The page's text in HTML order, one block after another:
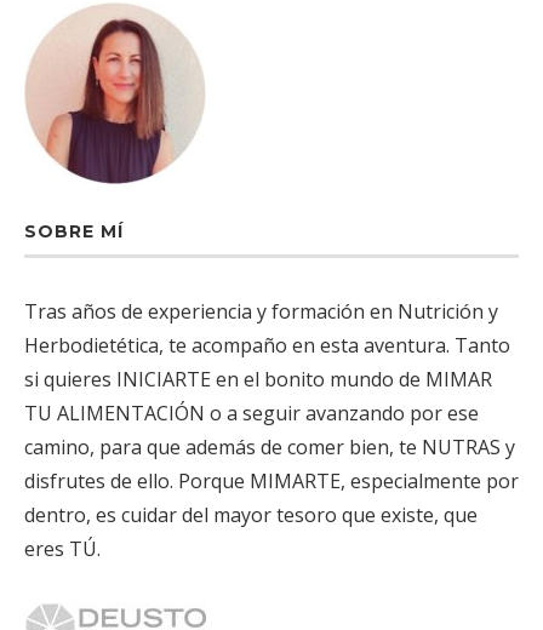
SOBRE MÍ
Tras años de experiencia y formación en Nutrición y
Herbodietética, te acompaño en esta aventura. Tanto
si quieres INICIARTE en el bonito mundo de MIMAR
TU ALIMENTACIÓN o a seguir avanzando por ese
camino, para que además de comer bien, te NUTRAS y
disfrutes de ello. Porque MIMARTE, especialmente por
dentro, es cuidar del mayor tesoro que existe, que
eres TÚ.